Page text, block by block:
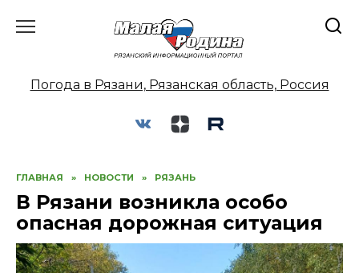
Погода в Рязани, Рязанская область, Россия
ГЛАВНАЯ » НОВОСТИ » РЯЗАНЬ
В Рязани возникла особо
опасная дорожная ситуация